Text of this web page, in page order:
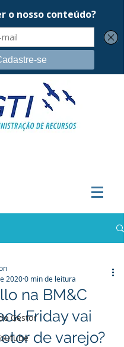
Gestor
na BM&C
Friday vai
de varejo?
20200 min de leitura